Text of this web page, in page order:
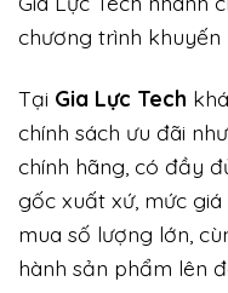
chương trình khuyến
Tại Gia Lực Tech
chính sách ưu đãi
chính hãng, có đầy
gốc xuất xứ, mức
mua số lượng lớn,
hành sản phẩm lên